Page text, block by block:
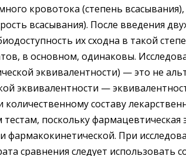
кровотока (степень
всасывания). После введения
их сходна в такой
в основном, одинаковы.
эквивалентности) — это не
эквивалентности —
количественному составу
поскольку фармацевтическая
фармакокинетической. При
сравнения следует